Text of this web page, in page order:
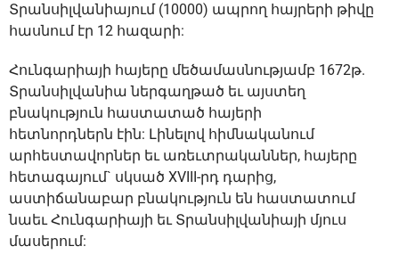
Տրանսիլվանիայում (10000) ապրող հայրերի թիվը
հասնում էր 12 հազարի:
Հունգարիայի հայերը մեծամասնությամբ 1672թ.
Տրանսիլվանիա ներգաղթած եւ այստեղ
բնակություն հաստատած հայերի
հետնորդներն էին: Լինելով հիմնականում
արհեստավորներ եւ առեւտրականներ, հայերը
հետագայում` սկսած XVIII-րդ դարից,
աստիճանաբար բնակություն են հաստատում
նաեւ Հունգարիայի եւ Տրանսիլվանիայի մյուս
մասերում: